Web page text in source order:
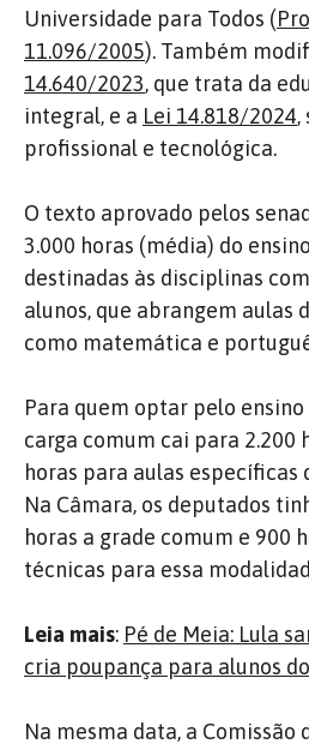
Universidade para Todos (
11.096/2005). Também
14.640/2023, que trata da
integral, e a Lei 14.818/2024,
profissional e tecnológica.
O texto aprovado pelos
3.000 horas (média) do
destinadas às disciplinas
alunos, que abrangem aulas
como matemática e
Para quem optar pelo
carga comum cai para 2.200
horas para aulas específicas
Na Câmara, os deputados
horas a grade comum e 900
técnicas para essa
Leia mais: Pé de Meia: Lula
cria poupança para alunos
Na mesma data, a Comissão